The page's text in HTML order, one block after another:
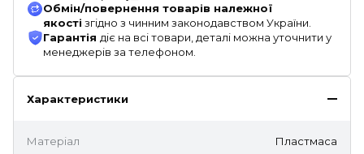
Обмін/повернення товарів належної
якості згідно з чинним законодавством України.
Гарантія діє на всі товари, деталі можна уточнити у
менеджерів за телефоном.
Характеристики
Матеріал Пластмаса